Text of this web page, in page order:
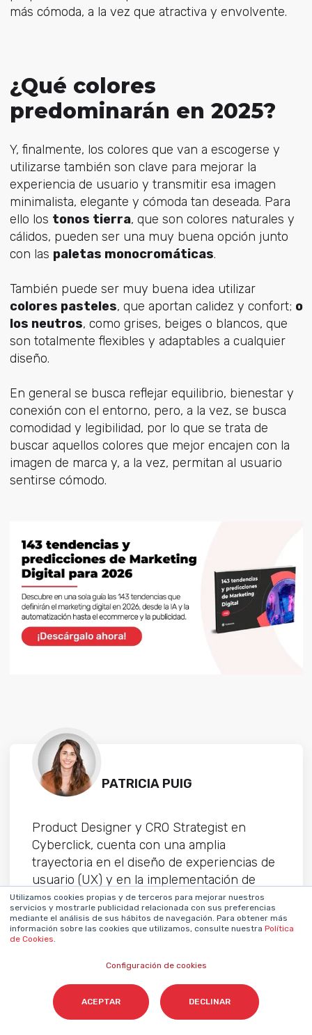
Utilizamos cookies propias y de terceros para mejorar nuestros
servicios y mostrarle publicidad relacionada con sus preferencias
mediante el análisis de sus hábitos de navegación. Para obtener más
información sobre las cookies que utilizamos, consulte nuestra Política
de Cookies.
Configuración de cookies
ACEPTAR DECLINAR
más cómoda, a la vez que atractiva y envolvente.
¿Qué colores
predominarán en 2025?
Y, finalmente, los colores que van a escogerse y
utilizarse también son clave para mejorar la
experiencia de usuario y transmitir esa imagen
minimalista, elegante y cómoda tan deseada. Para
ello los tonos tierra, que son colores naturales y
cálidos, pueden ser una muy buena opción junto
con las paletas monocromáticas.
También puede ser muy buena idea utilizar
colores pasteles, que aportan calidez y confort; o
los neutros, como grises, beiges o blancos, que
son totalmente flexibles y adaptables a cualquier
diseño.
En general se busca reflejar equilibrio, bienestar y
conexión con el entorno, pero, a la vez, se busca
comodidad y legibilidad, por lo que se trata de
buscar aquellos colores que mejor encajen con la
imagen de marca y, a la vez, permitan al usuario
sentirse cómodo.
PATRICIA PUIG
Product Designer y CRO Strategist en
Cyberclick, cuenta con una amplia
trayectoria en el diseño de experiencias de
usuario (UX) y en la implementación de
estrategias de optimización de la tasa de
conversión (CRO). Su enfoque analítico,
combinado con su experiencia en diseño y
visión integral en cada proyecto. Gracias a
su habilidad para comprender a los
usuarios y alinear sus necesidades con los
objetivos de negocio, crea la sinergia